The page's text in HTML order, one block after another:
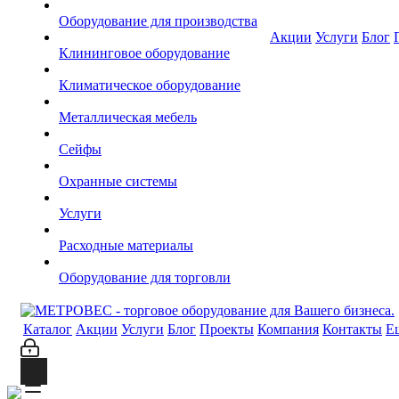
Оборудование для производства
Клининговое оборудование
Климатическое оборудование
Металлическая мебель
Сейфы
Охранные системы
Услуги
Расходные материалы
Оборудование для торговли
Акции Услуги Блог
Каталог Акции Услуги Блог Проекты Компания Контакты